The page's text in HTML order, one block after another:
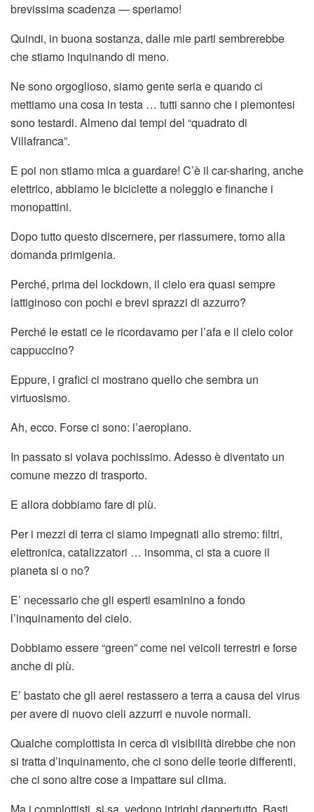
brevissima scadenza — speriamo!
Quindi, in buona sostanza, dalle mie parti sembrerebbe
che stiamo inquinando di meno.
Ne sono orgoglioso, siamo gente seria e quando ci
mettiamo una cosa in testa … tutti sanno che i piemontesi
sono testardi. Almeno dai tempi del “quadrato di
Villafranca”.
E poi non stiamo mica a guardare! C’è il car-sharing, anche
elettrico, abbiamo le biciclette a noleggio e finanche i
monopattini.
Dopo tutto questo discernere, per riassumere, torno alla
domanda primigenia.
Perché, prima del lockdown, il cielo era quasi sempre
lattiginoso con pochi e brevi sprazzi di azzurro?
Perché le estati ce le ricordavamo per l’afa e il cielo color
cappuccino?
Eppure, i grafici ci mostrano quello che sembra un
virtuosismo.
Ah, ecco. Forse ci sono: l’aeroplano.
In passato si volava pochissimo. Adesso è diventato un
comune mezzo di trasporto.
E allora dobbiamo fare di più.
Per i mezzi di terra ci siamo impegnati allo stremo: filtri,
elettronica, catalizzatori … insomma, ci sta a cuore il
pianeta si o no?
E’ necessario che gli esperti esaminino a fondo
l’inquinamento del cielo.
Dobbiamo essere “green” come nei veicoli terrestri e forse
anche di più.
E’ bastato che gli aerei restassero a terra a causa del virus
per avere di nuovo cieli azzurri e nuvole normali.
Qualche complottista in cerca di visibilità direbbe che non
si tratta d’inquinamento, che ci sono delle teorie differenti,
che ci sono altre cose a impattare sul clima.